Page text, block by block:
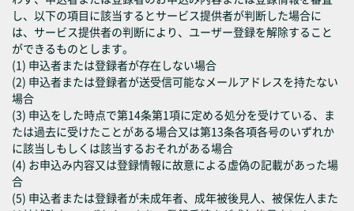
し、以下の項目に該当するとサービス提供者が判断した場合に
は、サービス提供者の判断により、ユーザー登録を解除すること
ができるものとします。
(1) 申込者または登録者が存在しない場合
(2) 申込者または登録者が送受信可能なメールアドレスを持たない
場合
(3) 申込をした時点で第14条第1項に定める処分を受けている、ま
たは過去に受けたことがある場合又は第13条各項各号のいずれか
に該当しもしくは該当するおそれがある場合
(4) お申込み内容又は登録情報に故意による虚偽の記載があった場
合
(5) 申込者または登録者が未成年者、成年被後見人、被保佐人また